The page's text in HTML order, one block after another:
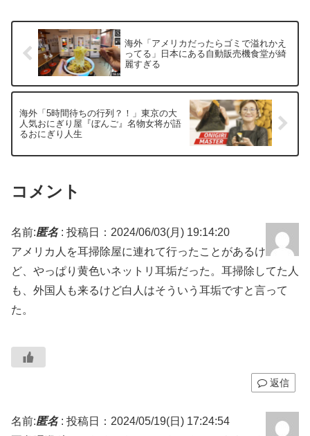
海外「アメリカだったらゴミで溢れかえ
ってる」日本にある自動販売機食堂が綺
麗すぎる
海外「5時間待ちの行列？！」東京の大
人気おにぎり屋『ぼんご』名物女将が語
るおにぎり人生
コメント
名前:匿名: 投稿日：2024/06/03(月) 19:14:20
アメリカ人を耳掃除屋に連れて行ったことがあるけ
ど、やっぱり黄色いネットリ耳垢だった。耳掃除してた人
も、外国人も来るけど白人はそういう耳垢ですと言って
た。
返信
名前:匿名: 投稿日：2024/05/19(日) 17:24:54